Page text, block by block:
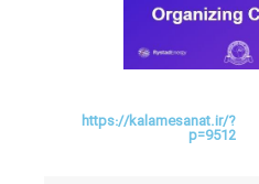
https://kalamesanat.ir/?
p=9512